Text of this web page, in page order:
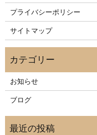
プライバシーポリシー
サイトマップ
お知らせ
ブログ